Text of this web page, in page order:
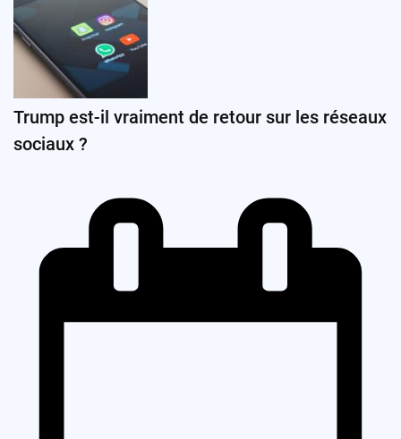
Trump est-il vraiment de retour sur les réseaux
sociaux ?